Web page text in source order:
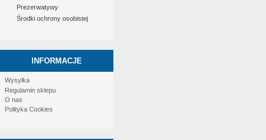
Prezerwatywy
Środki ochrony osobistej
INFORMACJE
Wysyłka
Regulamin sklepu
O nas
Polityka Cookies